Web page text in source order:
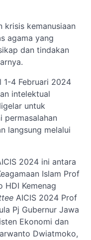
krisis kemanusiaan
agama yang
dan tindakan
1-4 Februari 2024
intelektual
untuk
permasalahan
langsung melalui
2024 ini antara
Islam Prof
HDI Kemenag
AICIS 2024 Prof
Pj Gubernur Jawa
Ekonomi dan
Dwiatmoko,